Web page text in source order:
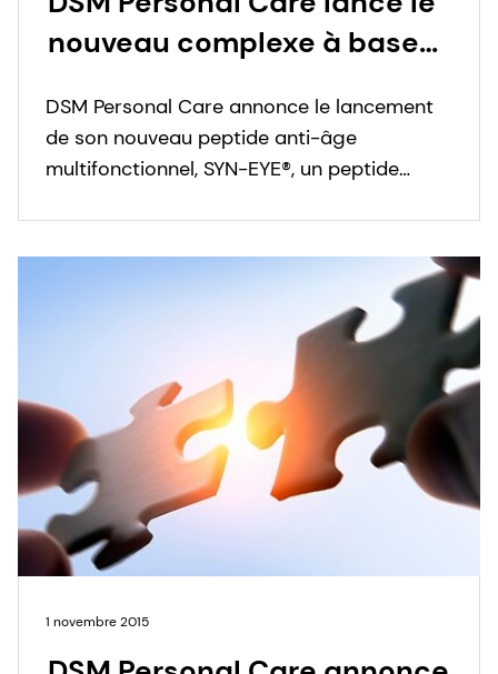
nouveau complexe à base
de beaux yeux
DSM Personal Care annonce le lancement
de son nouveau peptide anti-âge
multifonctionnel, SYN-EYE®, un peptide
lignes.
1 novembre 2015